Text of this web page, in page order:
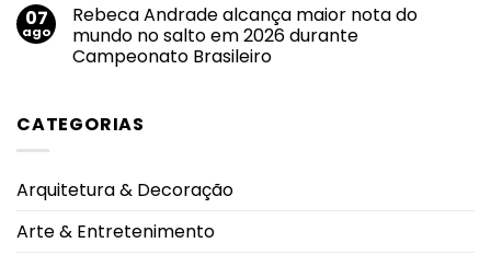
principais
emissoras
do
Triângulo
uso
de
cigarros
eletrônicos
pulmonares
alerta
oncológico
em
Agosto
Lilás
2026:
transformar
07
ago
Rebeca Andrade alcança maior nota do
mundo no salto em 2026 durante
Campeonato Brasileiro
Rebeca
Andrade
do
salto
CATEGORIAS
Arquitetura & Decoração
Arte & Entretenimento